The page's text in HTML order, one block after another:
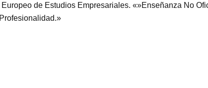
de Estudios Empresariales. «»Enseñanza No